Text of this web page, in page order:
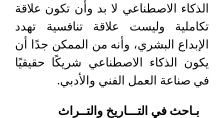
الذكاء الاصطناعي لا بد وأن تكون علاقة
تكاملية وليست علاقة تنافسية تهدد
الإبداع البشري، وأنه من الممكن جدًا أن
يكون الذكاء الاصطناعي شريكًا حقيقيًا
في صناعة العمل الفني والأدبي.
بـاحث في التـــاريخ والتــراث